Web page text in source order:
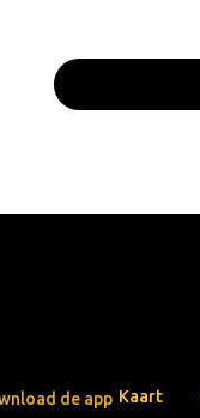
de app Kaart